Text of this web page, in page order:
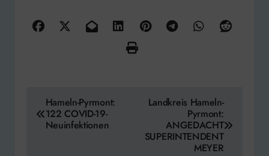
Beitragsnavigation
Hameln-Pyrmont:
122 COVID-19-
Neuinfektionen
Landkreis Hameln-
Pyrmont:
ANGEDACHT
SUPERINTENDENT
MEYER